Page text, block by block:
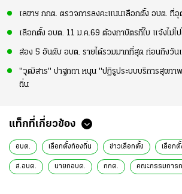
เลขาฯ กกต. ตรวจการลงคะแนนเลือกตั้ง อบต. ที่
เลือกตั้ง อบต. 11 ม.ค.69 ต้องกาบัตรกี่ใบ แจ้งไม่ไป
ส่อง 5 อันดับ อบต. รายได้รวมมากที่สุด ก่อนถึงวัน
"วุฒิสาร" ปาฐกถา หนุน "ปฏิรูประบบบริการสุขภา
ถิ่น
แท็กที่เกี่ยวข้อง
อบต. เลือกตั้งท้องถิ่น ข่าวเลือกตั้ง เลือก
ส.อบต. นายกอบต. กกต. คณะกรรมการ